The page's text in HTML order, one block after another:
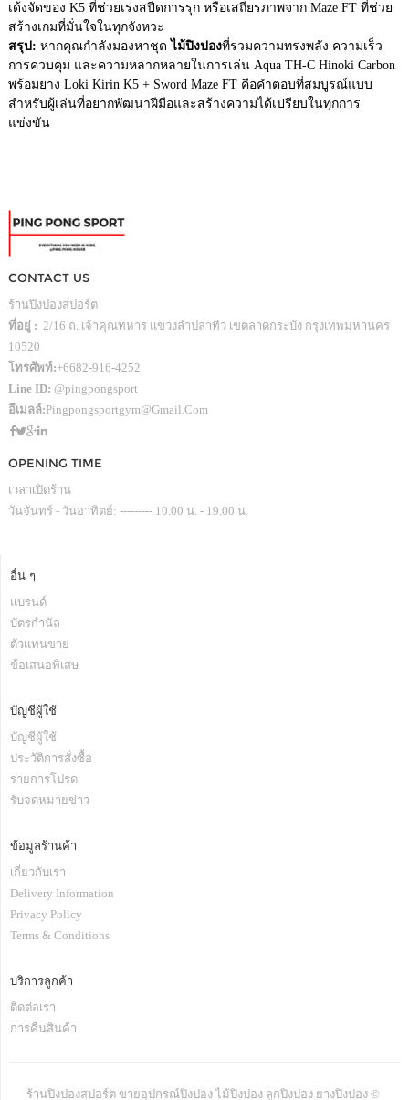
เด้งจัดของ K5 ที่ช่วยเร่งสปีดการรุก หรือเสถียรภาพจาก Maze FT ที่ช่วย
สร้างเกมที่มั่นใจในทุกจังหวะ
สรุป: หากคุณกำลังมองหาชุด ไม้ปิงปองที่รวมความทรงพลัง ความเร็ว
การควบคุม และความหลากหลายในการเล่น Aqua TH-C Hinoki Carbon
พร้อมยาง Loki Kirin K5 + Sword Maze FT คือคำตอบที่สมบูรณ์แบบ
สำหรับผู้เล่นที่อยากพัฒนาฝีมือและสร้างความได้เปรียบในทุกการ
แข่งขัน
CONTACT US
ร้านปิงปองสปอร์ต
ที่อยู่ : 2/16 ถ. เจ้าคุณทหาร แขวงลำปลาทิว เขตลาดกระบัง กรุงเทพมหานคร
10520
โทรศัพท์:+6682-916-4252
Line ID: @pingpongsport
อีเมลล์:Pingpongsportgym@gmail.com
OPENING TIME
เวลาเปิดร้าน
วันจันทร์ - วันอาทิตย์: --------- 10.00 น. - 19.00 น.
อื่น ๆ
แบรนด์
บัตรกำนัล
ตัวแทนขาย
ข้อเสนอพิเสษ
บัญชีผู้ใช้
บัญชีผู้ใช้
ประวัติการสั่งซื้อ
รายการโปรด
รับจดหมายข่าว
ข้อมูลร้านค้า
เกี่ยวกับเรา
Delivery Information
Privacy Policy
Terms & Conditions
บริการลูกค้า
ติดต่อเรา
การคืนสินค้า
ร้านปิงปองสปอร์ต ขายอุปกรณ์ปิงปอง ไม้ปิงปอง ลูกปิงปอง ยางปิงปอง ©